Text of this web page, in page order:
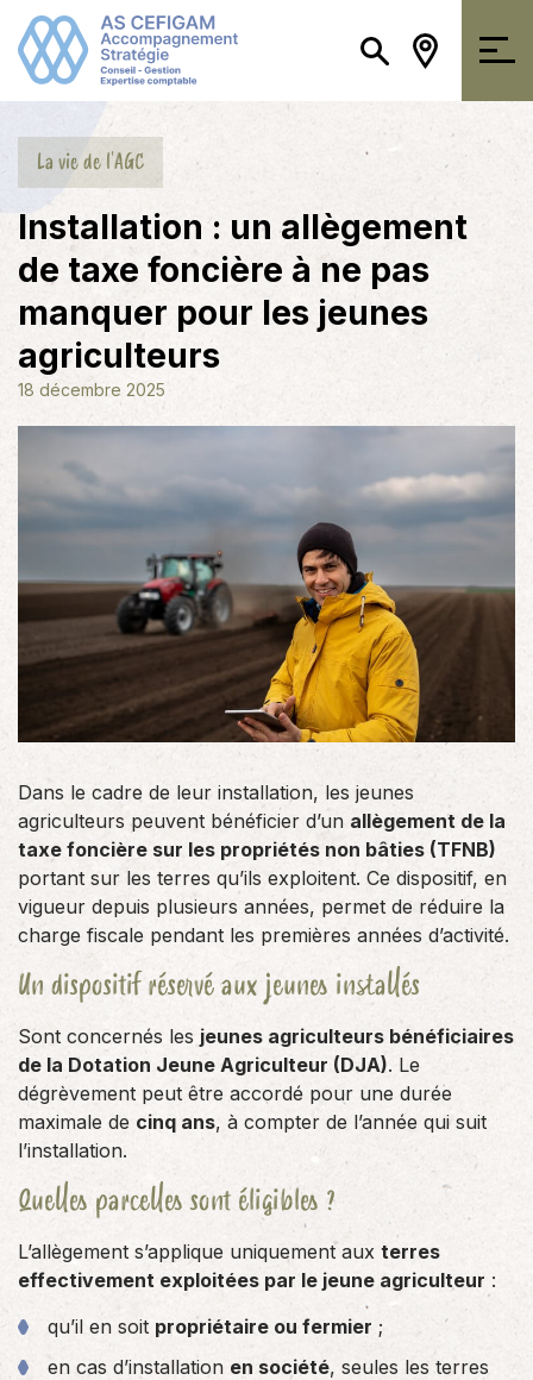
La vie de l'AGC
Installation : un allègement
de taxe foncière à ne pas
manquer pour les jeunes
agriculteurs
18 décembre 2025
Dans le cadre de leur installation, les jeunes
agriculteurs peuvent bénéficier d’un allègement de la
taxe foncière sur les propriétés non bâties (TFNB)
portant sur les terres qu’ils exploitent. Ce dispositif, en
vigueur depuis plusieurs années, permet de réduire la
charge fiscale pendant les premières années d’activité.
Un dispositif réservé aux jeunes installés
Sont concernés les jeunes agriculteurs bénéficiaires
de la Dotation Jeune Agriculteur (DJA). Le
dégrèvement peut être accordé pour une durée
maximale de cinq ans, à compter de l’année qui suit
l’installation.
Quelles parcelles sont éligibles ?
L’allègement s’applique uniquement aux terres
effectivement exploitées par le jeune agriculteur :
qu’il en soit propriétaire ou fermier ;
en cas d’installation en société, seules les terres